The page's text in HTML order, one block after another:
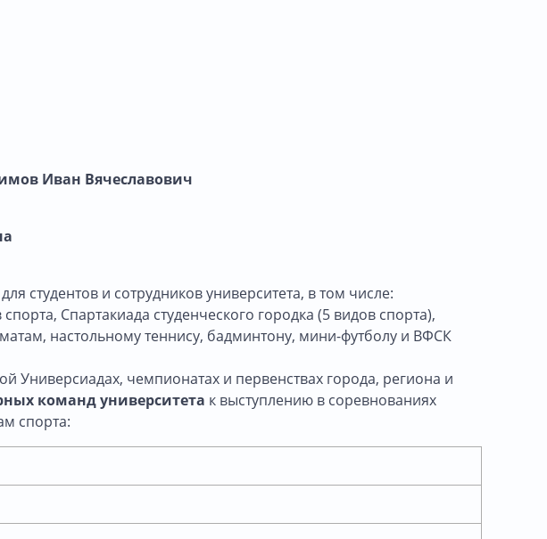
Иван Вячеславович
студентов и сотрудников университета, в том числе:
Спартакиада студенческого городка (5 видов спорта),
настольному теннису, бадминтону, мини-футболу и ВФСК
Универсиадах, чемпионатах и первенствах города, региона и
команд университета к выступлению в соревнованиях
спорта: